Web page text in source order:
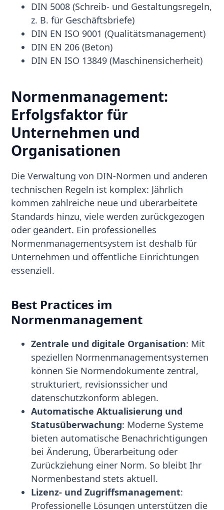
DIN 5008 (Schreib- und Gestaltungsregeln,
z. B. für Geschäftsbriefe)
DIN EN ISO 9001 (Qualitätsmanagement)
DIN EN 206 (Beton)
DIN EN ISO 13849 (Maschinensicherheit)
Normenmanagement:
Erfolgsfaktor für
Unternehmen und
Organisationen
Die Verwaltung von DIN-Normen und anderen
technischen Regeln ist komplex: Jährlich
kommen zahlreiche neue und überarbeitete
Standards hinzu, viele werden zurückgezogen
oder geändert. Ein professionelles
Normenmanagementsystem ist deshalb für
Unternehmen und öffentliche Einrichtungen
essenziell.
Best Practices im
Normenmanagement
Zentrale und digitale Organisation: Mit
speziellen Normenmanagementsystemen
können Sie Normendokumente zentral,
strukturiert, revisionssicher und
datenschutzkonform ablegen.
Automatische Aktualisierung und
Statusüberwachung: Moderne Systeme
bieten automatische Benachrichtigungen
bei Änderung, Überarbeitung oder
Zurückziehung einer Norm. So bleibt Ihr
Normenbestand stets aktuell.
Lizenz- und Zugriffsmanagement:
Professionelle Lösungen unterstützen die